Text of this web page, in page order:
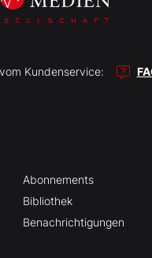
Kundenservice:
Abonnements
Bibliothek
Benachrichtigungen